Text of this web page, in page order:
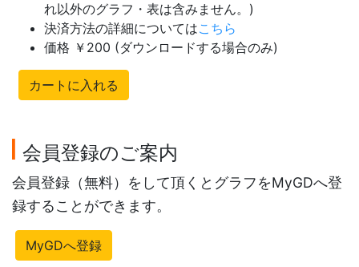
れ以外のグラフ・表は含みません。)
決済方法の詳細についてはこちら
価格 ￥200 (ダウンロードする場合のみ)
カートに入れる
会員登録のご案内
会員登録（無料）をして頂くとグラフをMyGDへ登
録することができます。
MyGDへ登録